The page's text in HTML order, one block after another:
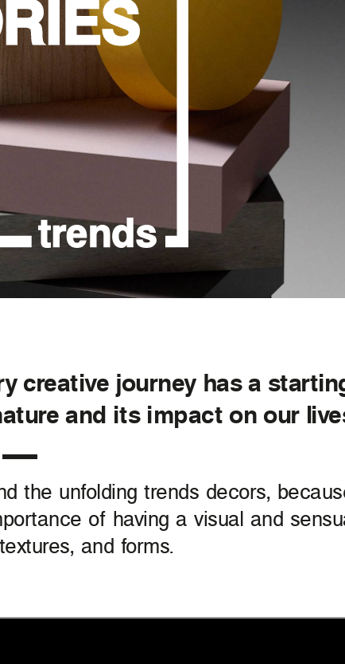
creative journey has a
and its impact on our
the unfolding trends decors,
of having a visual and
and forms.